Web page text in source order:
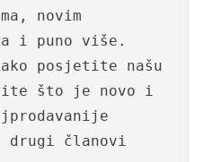
novim
i puno više.
posjetite našu
što je novo i
drugi članovi